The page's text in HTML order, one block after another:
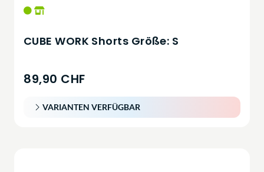
CUBE WORK Shorts Größe: S
89,90 CHF
VARIANTEN VERFÜGBAR